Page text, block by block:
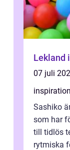
Lekland
07 juli
inspiration
Sashiko
som har
till tidlös
rytmiska